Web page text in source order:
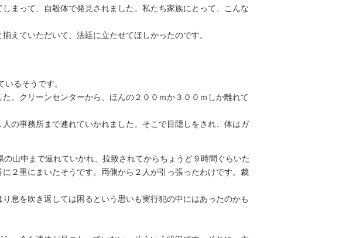
まって、自殺体で発見されました。私たち家族にとって、こんな
えていただいて、法廷に立たせてほしかったのです。
るそうです。
。クリーンセンターから、ほんの２００ｍか３００ｍしか離れて
の事務所まで連れていかれました。そこで目隠しをされ、体はガ
山中まで連れていかれ、拉致されてからちょうど９時間ぐらいた
２重にまいたそうです。両側から２人が引っ張ったわけです。裁
息を吹き返しては困るという思いも実行犯の中にはあったのかも